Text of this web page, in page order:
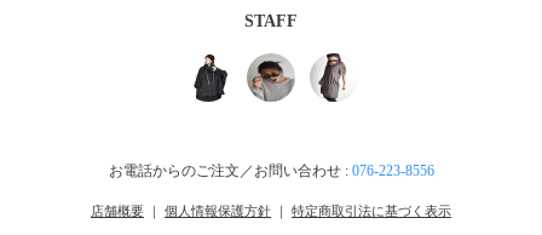
STAFF
お電話からのご注文／お問い合わせ : 076-223-8556
店舗概要 ｜ 個人情報保護方針 ｜ 特定商取引法に基づく表示